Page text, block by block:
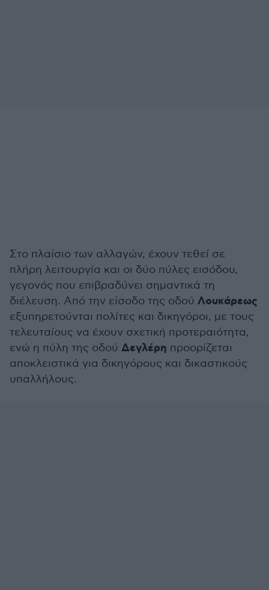
Στο πλαίσιο των αλλαγών, έχουν τεθεί σε
πλήρη λειτουργία και οι δύο πύλες εισόδου,
γεγονός που επιβραδύνει σημαντικά τη
διέλευση. Από την είσοδο της οδού Λουκάρεως
εξυπηρετούνται πολίτες και δικηγόροι, με τους
τελευταίους να έχουν σχετική προτεραιότητα,
ενώ η πύλη της οδού Δεγλέρη προορίζεται
αποκλειστικά για δικηγόρους και δικαστικούς
υπαλλήλους.